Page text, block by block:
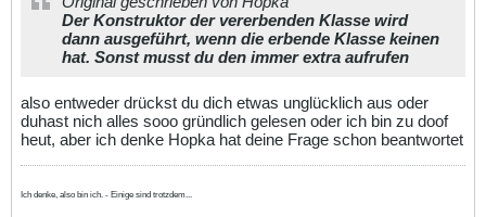
Der Konstruktor der vererbenden Klasse wird
dann ausgeführt, wenn die erbende Klasse keinen
hat. Sonst musst du den immer extra aufrufen
also entweder drückst du dich etwas unglücklich aus oder
duhast nich alles sooo gründlich gelesen oder ich bin zu doof
heut, aber ich denke Hopka hat deine Frage schon beantwortet
Ich denke, also bin ich. - Einige sind trotzdem...